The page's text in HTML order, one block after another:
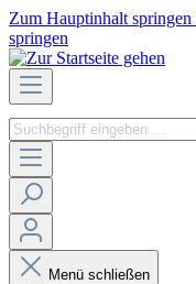
Zum Hauptinhalt springen
springen
Menü schließen